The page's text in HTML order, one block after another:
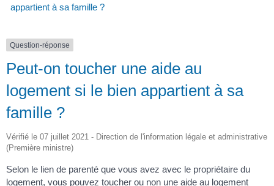
appartient à sa famille ?
Question-réponse
Peut-on toucher une aide au
logement si le bien appartient à sa
famille ?
Vérifié le 07 juillet 2021 - Direction de l'information légale et administrative
(Première ministre)
Selon le lien de parenté que vous avez avec le propriétaire du
logement, vous pouvez toucher ou non une aide au logement